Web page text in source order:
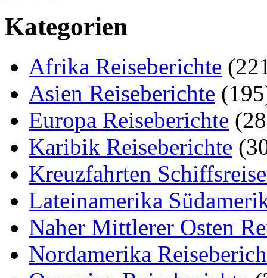
Kategorien
Afrika Reiseberichte
Asien Reiseberichte
Europa Reiseberichte
Karibik Reiseberichte
Kreuzfahrten
Lateinamerika
Naher Mittlerer Osten
Nordamerika